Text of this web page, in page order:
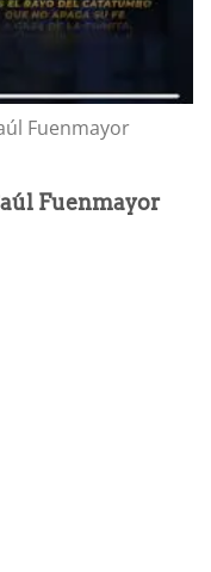
Fuenmayor
Fuenmayor